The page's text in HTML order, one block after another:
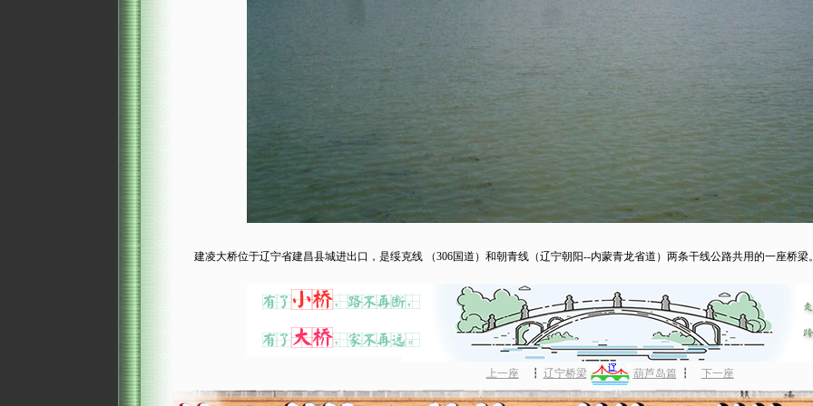
建凌大桥位于辽宁省建昌县城进出口，是绥克线 （306国道）和朝青线（辽宁朝阳--内蒙青龙省道）两条干线公路共用的一座桥梁
上一座 ┇ 辽宁桥梁 葫芦岛篇 ┇ 下一座